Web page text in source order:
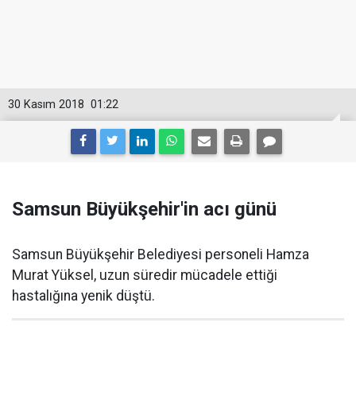
01:22
30 Kasım 2018
Samsun Büyükşehir'in acı günü
Samsun Büyükşehir Belediyesi personeli Hamza
Murat Yüksel, uzun süredir mücadele ettiği
hastalığına yenik düştü.